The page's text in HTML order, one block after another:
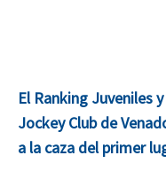
El Ranking Juveniles
Jockey Club de
a la caza del primer